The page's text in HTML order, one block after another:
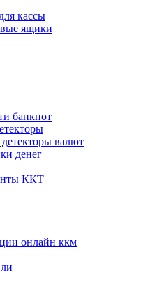
кассы
ящики
банкнот
валют
денег
ККТ
онлайн ккм